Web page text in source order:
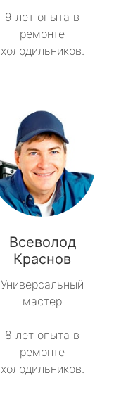
9 лет опыта в
ремонте
холодильников.
Всеволод
Краснов
Универсальный
мастер
8 лет опыта в
ремонте
холодильников.